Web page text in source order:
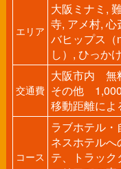
エリア
大阪ミナミ,
寺, アメ村, 心
バヒップス（
し）, ひっか
交通費
大阪市内 無
その他
移動距離によ
コース
ラブホテル
ネスホテル
テ、トラッ